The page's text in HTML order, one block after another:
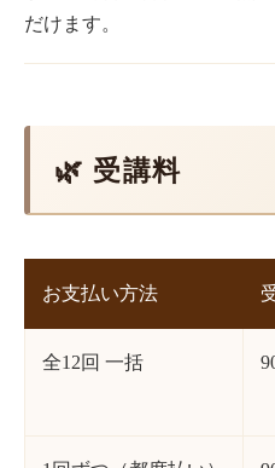
だけます。
🌿 受講料
お支払い方法
全12回 一括